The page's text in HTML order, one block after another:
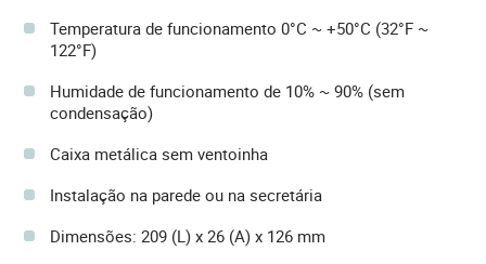
Temperatura de funcionamento 0°C ~ +50°C (32°F ~
122°F)
Humidade de funcionamento de 10% ~ 90% (sem
condensação)
Caixa metálica sem ventoinha
Instalação na parede ou na secretária
Dimensões: 209 (L) x 26 (A) x 126 mm